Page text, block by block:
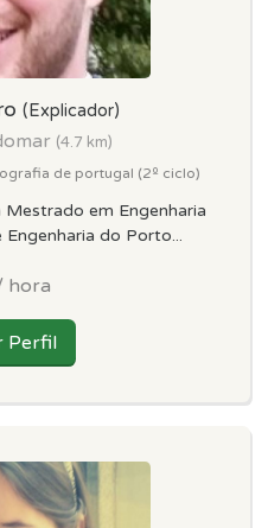
(Explicador)
(4.7 km)
de portugal (2º ciclo)
em Engenharia
Engenharia do Porto...
hora
Perfil